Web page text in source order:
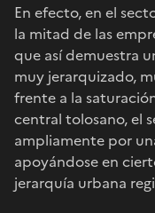
En efecto, en el
la mitad de las
que así demuestra
muy jerarquizado,
frente a la
central tolosano, el
ampliamente por
apoyándose en
jerarquía urbana